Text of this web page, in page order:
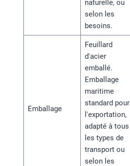
naturelle, ou
selon les
besoins.
Emballage
Feuillard
d'acier
emballé.
Emballage
maritime
standard pour
l'exportation,
adapté à tous
les types de
transport ou
selon les